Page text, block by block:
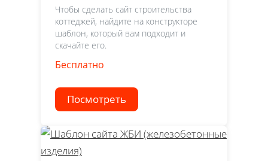
Чтобы сделать сайт строительства
коттеджей, найдите на конструкторе
шаблон, который вам подходит и
скачайте его.
Бесплатно
Посмотреть